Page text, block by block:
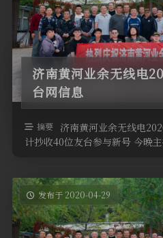
济南黄河业余无线电
台网信息
摘要 济南黄河业余无线电
计抄收40位友台参与新号 今晚
发布于 2020-04-29